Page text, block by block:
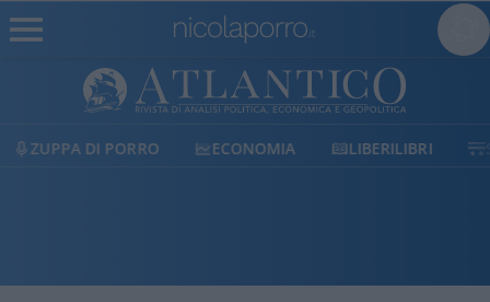
ECONOMIA LIBERILIBRI SHOP